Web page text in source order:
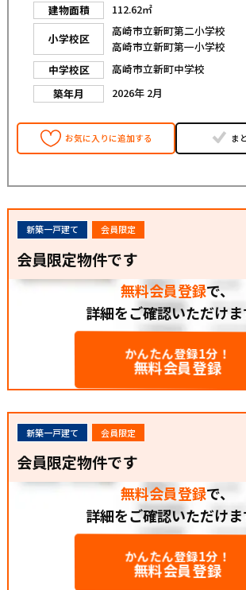
建物面積
112.62㎡
小学校区
高崎市立新町第二小学校
高崎市立新町第一小学校
中学校区
高崎市立新町中学校
築年月
2026年 2月
お気に入りに追加する ま
新築一戸建て 会員限定
会員限定物件です
無料会員登録で、
詳細をご確認いただけま
かんたん登録1分！
無料会員登録
新築一戸建て 会員限定
会員限定物件です
無料会員登録で、
詳細をご確認いただけま
かんたん登録1分！
無料会員登録